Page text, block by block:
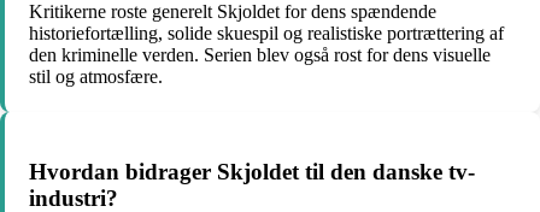
Kritikerne roste generelt Skjoldet for dens spændende
historiefortælling, solide skuespil og realistiske portrættering af
den kriminelle verden. Serien blev også rost for dens visuelle
stil og atmosfære.
Hvordan bidrager Skjoldet til den danske tv-
industri?